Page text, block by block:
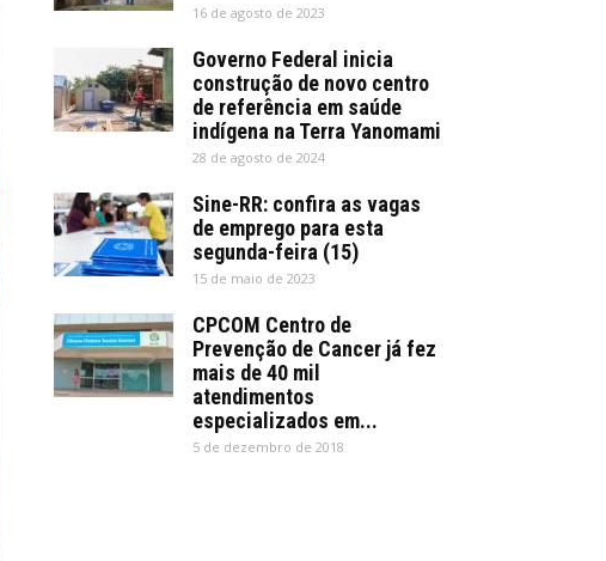
16 de agosto de 2023
Governo Federal inicia
construção de novo centro
de referência em saúde
indígena na Terra Yanomami
28 de agosto de 2024
Sine-RR: confira as vagas
de emprego para esta
segunda-feira (15)
15 de maio de 2023
CPCOM Centro de
Prevenção de Cancer já fez
mais de 40 mil
atendimentos
especializados em...
5 de dezembro de 2018